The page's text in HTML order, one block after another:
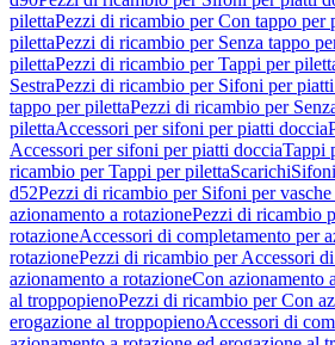
pilettaPezzi di ricambio per Con tappo per
pilettaPezzi di ricambio per Senza tappo
pilettaPezzi di ricambio per Tappi per
SestraPezzi di ricambio per Sifoni per piatti
tappo per pilettaPezzi di ricambio per
pilettaAccessori per sifoni per piatti doccia
Accessori per sifoni per piatti docciaTappi
ricambio per Tappi per pilettaScarichi
d52Pezzi di ricambio per Sifoni per
azionamento a rotazionePezzi di ricambio
rotazioneAccessori di completamento per
rotazionePezzi di ricambio per Accessori
azionamento a rotazioneCon azionamento
al troppopienoPezzi di ricambio per Con
erogazione al troppopienoAccessori di